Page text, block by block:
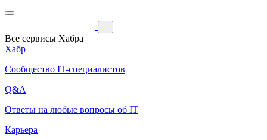
Все сервисы Хабра
Хабр
Сообщество IT-специалистов
Q&A
Ответы на любые вопросы об IT
Карьера